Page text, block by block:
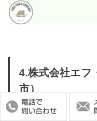
4.株式会社エフ
市）